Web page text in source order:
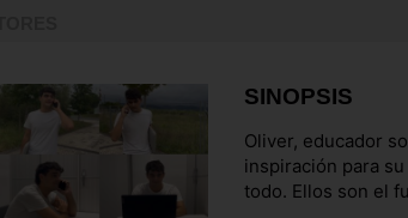
SINOPSIS
Oliver, educador
inspiración para
todo. Ellos son el